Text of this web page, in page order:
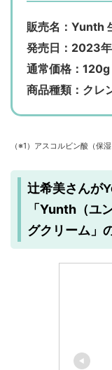
販売名：Yunth
発売日：2023
通常価格：
商品種類：クレ
（※1）アスコルビン酸（保湿
辻希美さんが
「Yunth（ユ
グクリーム 」